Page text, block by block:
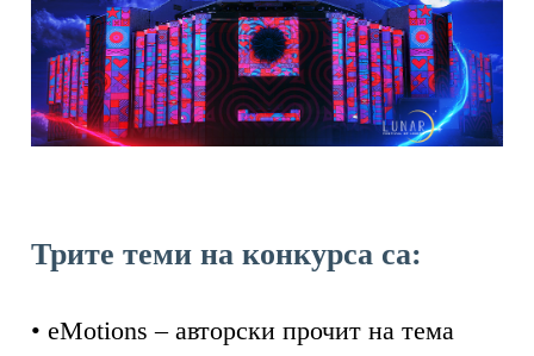
Трите теми на конкурса са:
• eMotions – авторски прочит на тема